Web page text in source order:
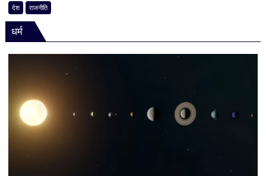
दतिया
बड़ा
झटका,
देश राजनीति
धर्म